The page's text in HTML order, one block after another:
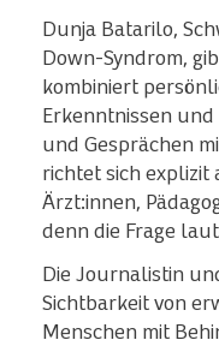
Dunja Batarilo,
Down-Syndrom,
kombiniert
Erkenntnissen
und Gesprächen
richtet sich explizit
Ärzt:innen,
denn die Frage
Die Journalistin
Sichtbarkeit von
Menschen mit